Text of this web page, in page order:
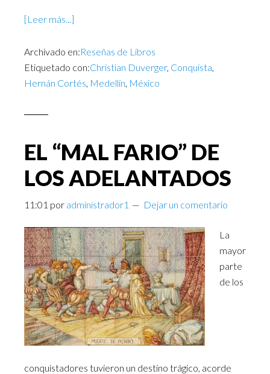
[Leer más...]
Archivado en:Reseñas de Libros
Etiquetado con:Christian Duverger, Conquista,
Hernán Cortés, Medellín, México
EL “MAL FARIO” DE
LOS ADELANTADOS
11:01 por administrador1 Dejar un comentario
La
mayor
parte
de los
conquistadores tuvieron un destino trágico, acorde